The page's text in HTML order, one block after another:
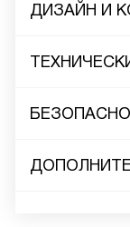
ДИЗАЙН И